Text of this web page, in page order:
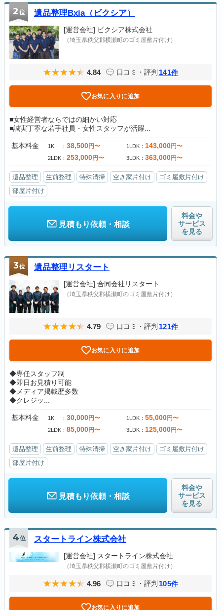
2位 遺品整理Bxia（ビクシア）
[運営会社] ビクシア株式会社
（埼玉県秩父郡横瀬町のゴミ屋敷片付け）
4.84 口コミ・評判 141件
お気に入りに追加
■女性経営者ならではの細かい対応
■誠実丁寧な若手社員・女性スタッフが活躍...
基本料金 1K 38,500円〜 1LDK 143,000円〜
2LDK 253,000円〜 3LDK 363,000円〜
遺品整理 生前整理 特殊清掃 空き家片付け
ゴミ屋敷片付け
部屋片付け
見積もり依頼・相談
料金や
サービス
を見る
3位 遺品整理リスタート
[運営会社] 合同会社リスタート
（埼玉県秩父郡横瀬町のゴミ屋敷片付け）
4.79 口コミ・評判 121件
お気に入りに追加
◆専任スタッフ制
◆即日お見積り可能
◆メディア掲載歴多数
◆クレジッ...
基本料金 1K 30,000円〜 1LDK 55,000円〜
2LDK 85,000円〜 3LDK 125,000円〜
遺品整理 生前整理 特殊清掃 空き家片付け
ゴミ屋敷片付け
部屋片付け
見積もり依頼・相談
料金や
サービス
を見る
4位 スタートライン株式会社
[運営会社] スタートライン株式会社
（埼玉県秩父郡横瀬町のゴミ屋敷片付け）
4.96 口コミ・評判 105件
お気に入りに追加